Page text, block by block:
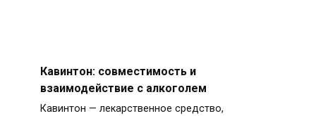
Кавинтон: совместимость и
взаимодействие с алкоголем
Кавинтон — лекарственное средство,